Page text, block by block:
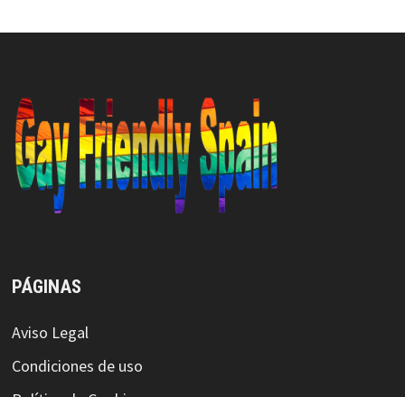
PÁGINAS
Aviso Legal
Condiciones de uso